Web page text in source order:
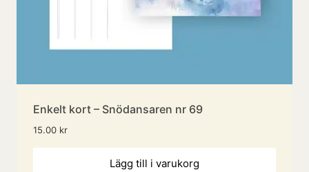
Enkelt kort – Snödansaren nr 69
15.00 kr
Lägg till i varukorg